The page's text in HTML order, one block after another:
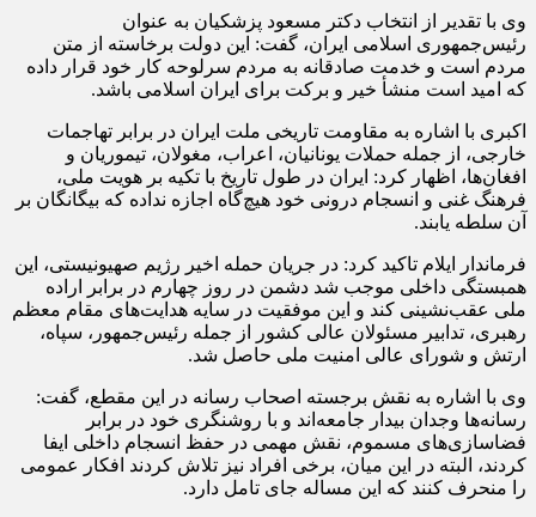
وی با تقدیر از انتخاب دکتر مسعود پزشکیان به عنوان
رئیس‌جمهوری اسلامی ایران، گفت: این دولت برخاسته از متن
مردم است و خدمت صادقانه به مردم سرلوحه کار خود قرار داده
که امید است منشأ خیر و برکت برای ایران اسلامی باشد.
اکبری با اشاره به مقاومت تاریخی ملت ایران در برابر تهاجمات
خارجی، از جمله حملات یونانیان، اعراب، مغولان، تیموریان و
افغان‌ها، اظهار کرد: ایران در طول تاریخ با تکیه بر هویت ملی،
فرهنگ غنی و انسجام درونی خود هیچ‌گاه اجازه نداده که بیگانگان بر
آن سلطه یابند.
فرماندار ایلام تاکید کرد: در جریان حمله اخیر رژیم صهیونیستی، این
همبستگی داخلی موجب شد دشمن در روز چهارم در برابر اراده
ملی عقب‌نشینی کند و این موفقیت در سایه هدایت‌های مقام معظم
رهبری، تدابیر مسئولان عالی کشور از جمله رئیس‌جمهور، سپاه،
ارتش و شورای عالی امنیت ملی حاصل شد.
وی با اشاره به نقش برجسته اصحاب رسانه در این مقطع، گفت:
رسانه‌ها وجدان بیدار جامعه‌اند و با روشنگری خود در برابر
فضاسازی‌های مسموم، نقش مهمی در حفظ انسجام داخلی ایفا
کردند، البته در این میان، برخی افراد نیز تلاش کردند افکار عمومی
را منحرف کنند که این مساله جای تامل دارد.